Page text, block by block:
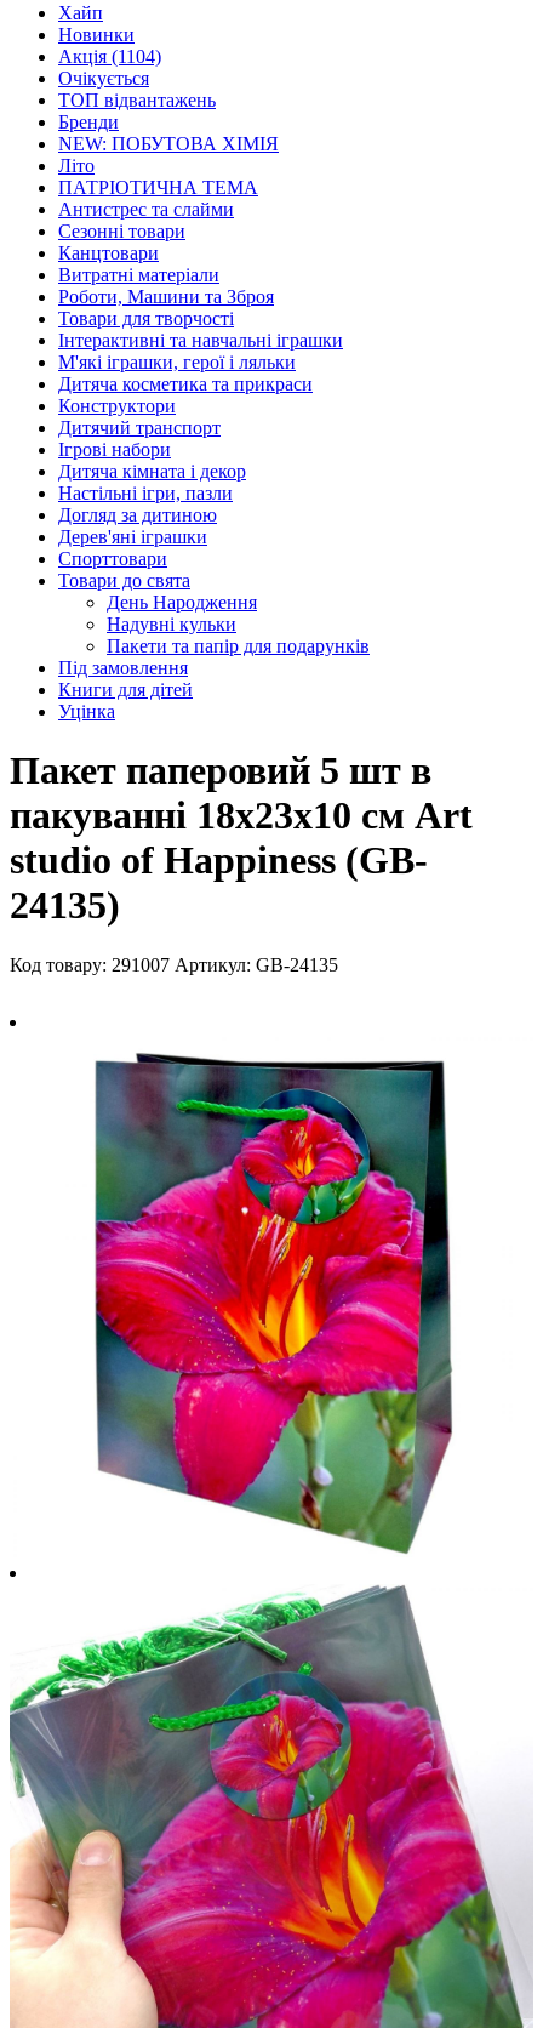
Хайп
Новинки
Акція (1104)
Очікується
ТОП відвантажень
Бренди
NEW: ПОБУТОВА ХІМІЯ
Літо
ПАТРІОТИЧНА ТЕМА
Антистрес та слайми
Сезонні товари
Канцтовари
Витратні матеріали
Роботи, Машини та Зброя
Товари для творчості
Інтерактивні та навчальні іграшки
М'які іграшки, герої і ляльки
Дитяча косметика та прикраси
Конструктори
Дитячий транспорт
Ігрові набори
Дитяча кімната і декор
Настільні ігри, пазли
Догляд за дитиною
Дерев'яні іграшки
Спорттовари
Товари до свята
День Народження
Надувні кульки
Пакети та папір для подарунків
Під замовлення
Книги для дітей
Уцінка
Пакет паперовий 5 шт в
пакуванні 18х23х10 см Art
studio of Happiness (GB-
24135)
Код товару: 291007 Артикул: GB-24135